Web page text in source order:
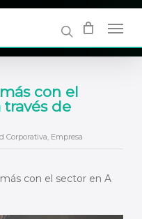
con el
través de
Corporativa, Empresa
con el sector en A